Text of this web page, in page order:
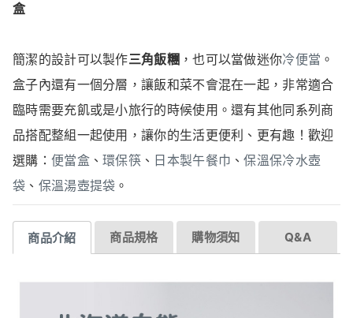
盒
簡潔的設計可以製作三角飯糰 ，也可以當做迷你冷便當 。
盒子內還有一個分層，讓飯和菜不會混在一起，非常適合
臨時需要充飢或是小旅行的時候使用。還有其他同系列商
品搭配整組一起使用，讓你的生活更便利、更有趣！歡迎
選購： 便當盒、環保筷 、 日本製午餐巾 、保溫保冷水壺
袋 、 保溫湯壺提袋 。
商品介紹 商品規格 購物須知 Q&A